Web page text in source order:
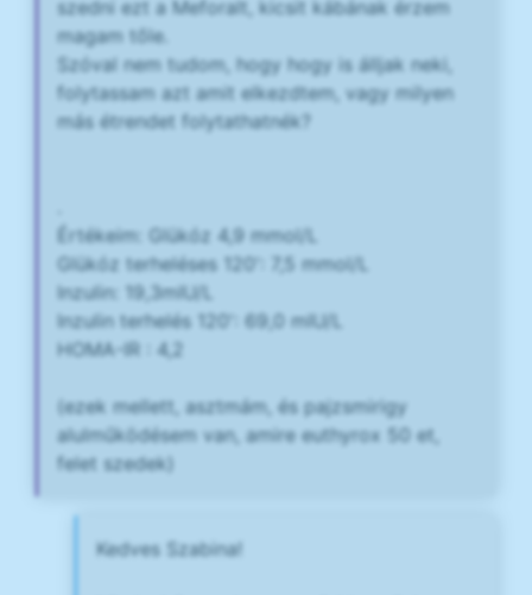
szedni ezt a Meforalt, kicsit kábának érzem
magam tőle.
Szóval nem tudom, hogy hogy is álljak neki,
folytassam azt amit elkezdtem, vagy milyen
más étrendet folytathatnék?
Értékeim: Glükóz 4,9 mmol/L
Glükóz terheléses 120': 7,5 mmol/L
Inzulin: 19,3mIU/L
Inzulin terhelés 120': 69,0 mIU/L
HOMA-IR : 4,2
(ezek mellett, asztmám, és pajzsmirigy
alulműködésem van, amire euthyrox 50 et,
felet szedek)
Kedves Szabina!